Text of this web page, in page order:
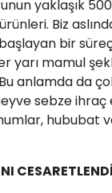
yaklaşık
Biz
bir
yarı mamul
anlamda da
sebze
hububat